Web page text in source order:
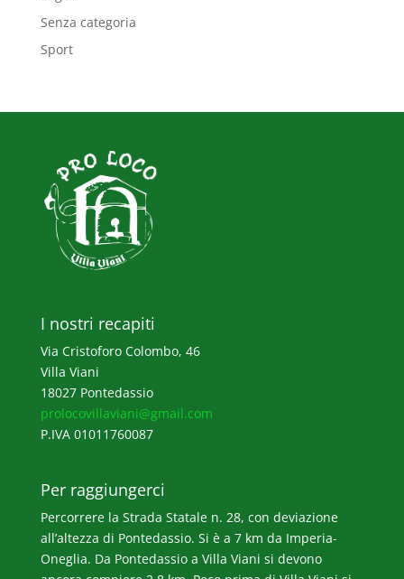
Senza categoria
Sport
I nostri recapiti
Via Cristoforo Colombo, 46
Villa Viani
18027 Pontedassio
prolocovillaviani@gmail.com
P.IVA 01011760087
Per raggiungerci
Percorrere la Strada Statale n. 28, con deviazione
all’altezza di Pontedassio. Si è a 7 km da Imperia-
Oneglia. Da Pontedassio a Villa Viani si devono